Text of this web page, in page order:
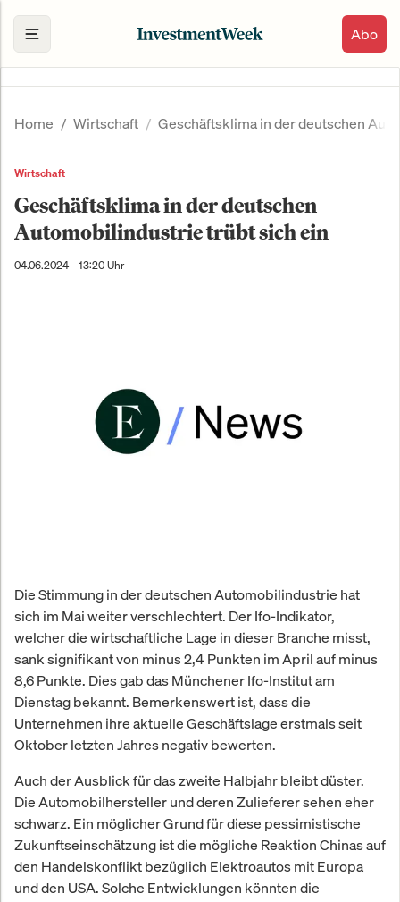
Abo
Home Wirtschaft Geschäftsklima in der deutschen
Wirtschaft
Geschäftsklima in der deutschen
Automobilindustrie trübt sich ein
04.06.2024 - 13:20 Uhr
Die Stimmung in der deutschen Automobilindustrie hat
sich im Mai weiter verschlechtert. Der Ifo-Indikator,
welcher die wirtschaftliche Lage in dieser Branche misst,
sank signifikant von minus 2,4 Punkten im April auf minus
8,6 Punkte. Dies gab das Münchener Ifo-Institut am
Dienstag bekannt. Bemerkenswert ist, dass die
Unternehmen ihre aktuelle Geschäftslage erstmals seit
Oktober letzten Jahres negativ bewerten.
Auch der Ausblick für das zweite Halbjahr bleibt düster.
Die Automobilhersteller und deren Zulieferer sehen eher
schwarz. Ein möglicher Grund für diese pessimistische
Zukunftseinschätzung ist die mögliche Reaktion Chinas auf
den Handelskonflikt bezüglich Elektroautos mit Europa
und den USA. Solche Entwicklungen könnten die